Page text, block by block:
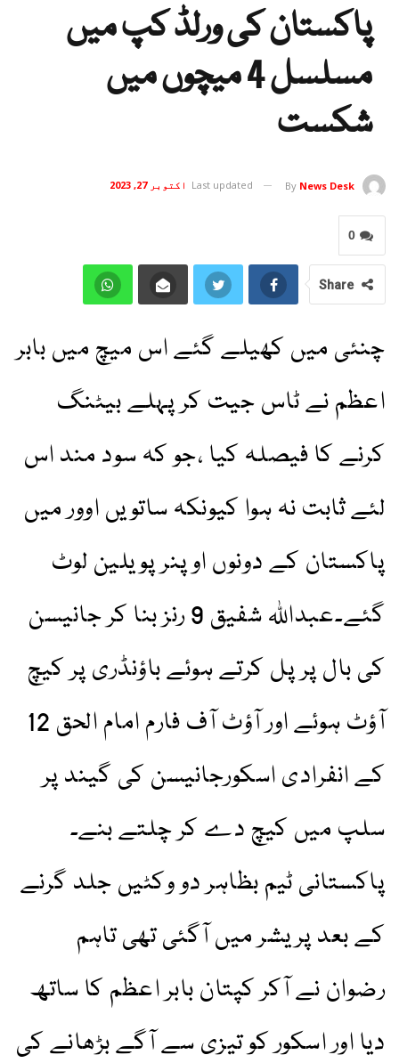
پاکستان کی ورلڈ کپ میں
مسلسل 4 میچوں میں
شکست
By News Desk
Last updated اکتوبر 27, 2023
0
Share
چنئی میں کھیلے گئے اس میچ میں بابر
اعظم نے ٹاس جیت کر پہلے بیٹنگ
کرنے کا فیصلہ کیا ،جو کہ سود مند اس
لئے ثابت نہ ہوا کیونکہ ساتویں اوور میں
پاکستان کے دونوں اوپنر پویلین لوٹ
گئے۔عبداللہ شفیق 9 رنز بنا کر جانیسن
کی بال پر پل کرتے ہوئے باؤنڈری پر کیچ
آؤٹ ہوئے اور آؤٹ آف فارم امام الحق 12
کے انفرادی اسکورجانیسن کی گیند پر
سلپ میں کیچ دے کر چلتے بنے۔
پاکستانی ٹیم بظاہر دو وکٹیں جلد گرنے
کے بعد پریشر میں آگئی تھی تاہم
رضوان نے آکر کپتان بابر اعظم کا ساتھ
دیا اور اسکور کو تیزی سے آگے بڑھانے کی